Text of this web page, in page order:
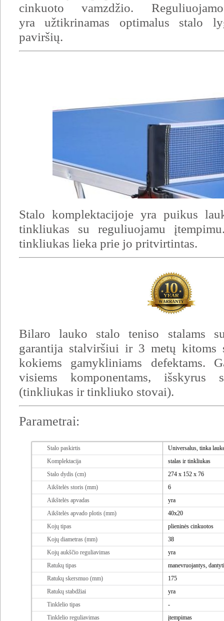
cinkuoto vamzdžio.
yra užtikrinamas optimalus stalo
paviršių.
Stalo komplektacijoje yra puikus
tinkliukas su reguliuojamu
tinkliukas lieka prie jo pritvirtintas.
Bilaro lauko stalo teniso stalams
garantija stalviršiui ir 3 metų
kokiems gamykliniams defektams.
visiems komponentams, išskyrus
(tinkliukas ir tinkliuko stovai).
Parametrai:
Stalo paskirtis
Universalus, tinka
Komplektacija
stalas ir tinkliukas
Stalo dydis (cm)
274 x 152 x 76
Aikštelės storis (mm)
6
Aikštelės apvadas
yra
Aikštelės apvado plotis (mm)
40x20
Kojų tipas
plieninės cinkuotos
Kojų diametras (mm)
38
Kojų aukščio reguliavimas
yra
Ratukų tipas
manevruojantys, dantyti
Ratukų skersmuo (mm)
175
Ratukų stabdžiai
yra
Tinklelio tipas
-
Tinklelio reguliavimas
įtempimas